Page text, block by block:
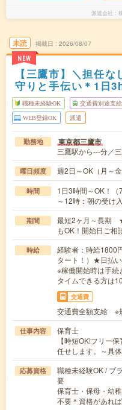
派遣会社
未読
NEW
掲載日 2026/08/07
【三鷹市】＼担任
守りと手伝い＊1日
職種未経験OK 交通費別途支給
WEB登録OK 派遣
勤務地 東京都三鷹市
三鷹駅から---分／
曜日頻度 週2日～OK（月～金
時間
1日3時間～OK！
～12時：朝の受け
期間
最短2ヶ月～長期
もOK！開始日ご相
時給
経験者：時給1800
タート！）★日払い
※稼働開始時は手
タイムできる方は
交通費
交通費全額支給 ※
仕事内容
保育士
【時短OK!フリー
任せします。～具
応募資格
職種未経験OK / ブ
要
保育士・保母・幼
不要＊資格があれ